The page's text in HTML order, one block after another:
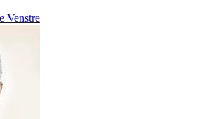
Venstre